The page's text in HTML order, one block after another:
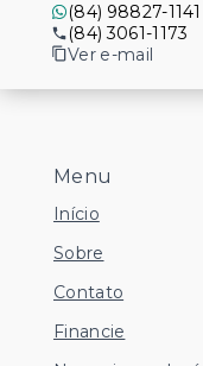
Menu
Início
Sobre
Contato
Financie
(84) 98827-1141
(84) 3061-1173
Ver e-mail